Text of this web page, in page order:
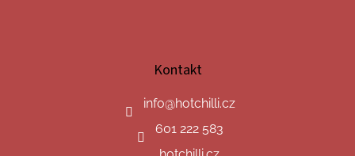
Kontakt
info@hotchilli.cz
601 222 583